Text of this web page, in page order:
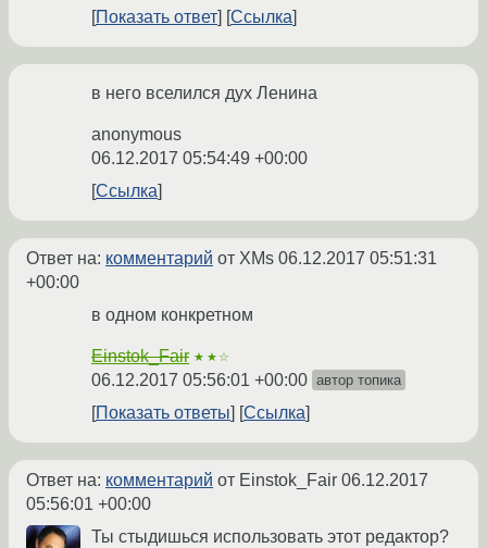
Показать ответ
Ссылка
в него вселился дух Ленина
anonymous
06.12.2017 05:54:49 +00:00
Ссылка
Ответ на: комментарий от XMs 06.12.2017 05:51:31
+00:00
в одном конкретном
Einstok_Fair ★★☆
06.12.2017 05:56:01 +00:00 автор топика
Показать ответы Ссылка
Ответ на: комментарий от Einstok_Fair 06.12.2017
05:56:01 +00:00
Ты стыдишься использовать этот редактор?